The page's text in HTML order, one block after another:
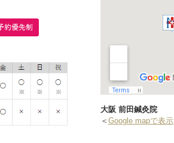
大阪 前田鍼灸院
＜ Google mapで表示